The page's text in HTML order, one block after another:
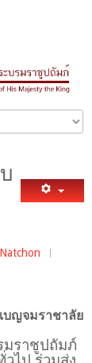
บญจมราชาลัย
มราชูปถัมภ์